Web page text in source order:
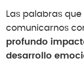
Las palabras
comunicarnos
profundo
desarrollo